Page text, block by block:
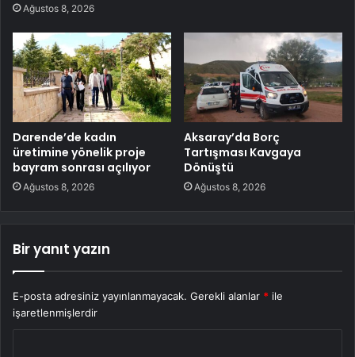
Ağustos 8, 2026
Darende’de kadın
üretimine yönelik proje
bayram sonrası açılıyor
Ağustos 8, 2026
Aksaray’da Borç
Tartışması Kavgaya
Dönüştü
Ağustos 8, 2026
Bir yanıt yazın
E-posta adresiniz yayınlanmayacak. Gerekli alanlar * ile
işaretlenmişlerdir